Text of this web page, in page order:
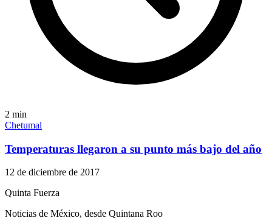
2 min
Chetumal
Temperaturas llegaron a su punto más bajo del año
12 de diciembre de 2017
Quinta Fuerza
Noticias de México, desde Quintana Roo